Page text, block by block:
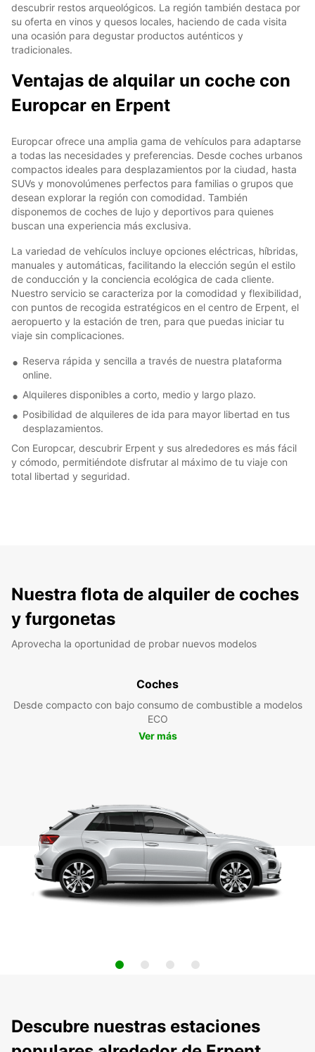
descubrir restos arqueológicos. La región también destaca por
su oferta en vinos y quesos locales, haciendo de cada visita
una ocasión para degustar productos auténticos y
tradicionales.
Ventajas de alquilar un coche con
Europcar en Erpent
Europcar ofrece una amplia gama de vehículos para adaptarse
a todas las necesidades y preferencias. Desde coches urbanos
compactos ideales para desplazamientos por la ciudad, hasta
SUVs y monovolúmenes perfectos para familias o grupos que
desean explorar la región con comodidad. También
disponemos de coches de lujo y deportivos para quienes
buscan una experiencia más exclusiva.
La variedad de vehículos incluye opciones eléctricas, híbridas,
manuales y automáticas, facilitando la elección según el estilo
de conducción y la conciencia ecológica de cada cliente.
Nuestro servicio se caracteriza por la comodidad y flexibilidad,
con puntos de recogida estratégicos en el centro de Erpent, el
aeropuerto y la estación de tren, para que puedas iniciar tu
viaje sin complicaciones.
Reserva rápida y sencilla a través de nuestra plataforma
online.
Alquileres disponibles a corto, medio y largo plazo.
Posibilidad de alquileres de ida para mayor libertad en tus
desplazamientos.
Con Europcar, descubrir Erpent y sus alrededores es más fácil
y cómodo, permitiéndote disfrutar al máximo de tu viaje con
total libertad y seguridad.
Nuestra flota de alquiler de coches
y furgonetas
Aprovecha la oportunidad de probar nuevos modelos
Coches
Desde compacto con bajo consumo de combustible a modelos
ECO
Ver más
Descubre nuestras estaciones